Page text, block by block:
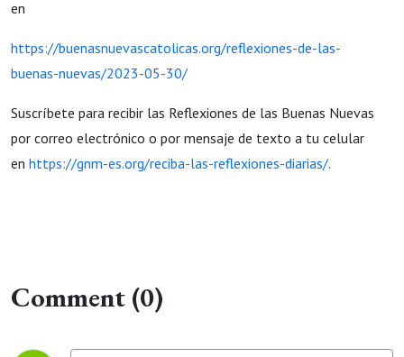
en
https://buenasnuevascatolicas.org/reflexiones-de-las-
buenas-nuevas/2023-05-30/
Suscríbete para recibir las Reflexiones de las Buenas Nuevas
por correo electrónico o por mensaje de texto a tu celular
en https://gnm-es.org/reciba-las-reflexiones-diarias/.
Comment (0)